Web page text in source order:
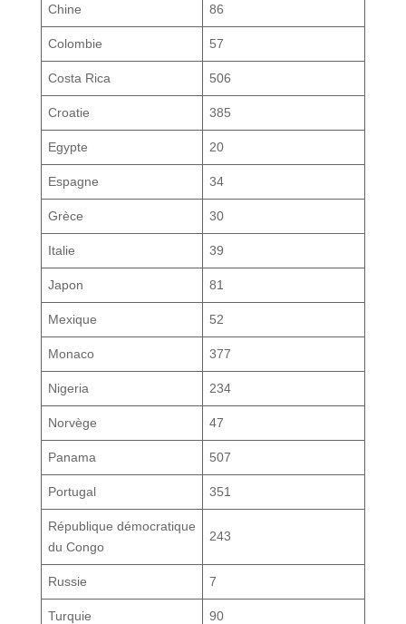
Chine 86
Colombie 57
Costa Rica 506
Croatie 385
Egypte 20
Espagne 34
Grèce 30
Italie 39
Japon 81
Mexique 52
Monaco 377
Nigeria 234
Norvège 47
Panama 507
Portugal 351
République démocratique
du Congo
243
Russie 7
Turquie 90